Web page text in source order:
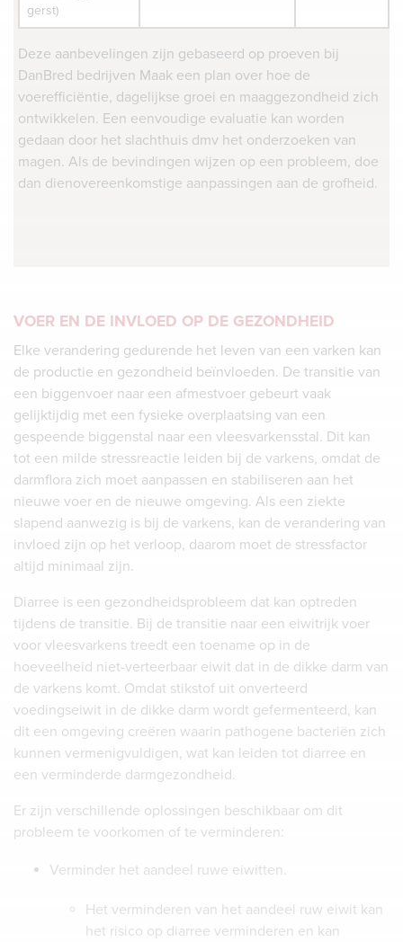
gerst)
Deze aanbevelingen zijn gebaseerd op proeven bij
DanBred bedrijven Maak een plan over hoe de
voerefficiëntie, dagelijkse groei en maaggezondheid zich
ontwikkelen. Een eenvoudige evaluatie kan worden
gedaan door het slachthuis dmv het onderzoeken van
magen. Als de bevindingen wijzen op een probleem, doe
dan dienovereenkomstige aanpassingen aan de grofheid.
VOER EN DE INVLOED OP DE GEZONDHEID
Elke verandering gedurende het leven van een varken kan
de productie en gezondheid beïnvloeden. De transitie van
een biggenvoer naar een afmestvoer gebeurt vaak
gelijktijdig met een fysieke overplaatsing van een
gespeende biggenstal naar een vleesvarkensstal. Dit kan
tot een milde stressreactie leiden bij de varkens, omdat de
darmflora zich moet aanpassen en stabiliseren aan het
nieuwe voer en de nieuwe omgeving. Als een ziekte
slapend aanwezig is bij de varkens, kan de verandering van
invloed zijn op het verloop, daarom moet de stressfactor
altijd minimaal zijn.
Diarree is een gezondheidsprobleem dat kan optreden
tijdens de transitie. Bij de transitie naar een eiwitrijk voer
voor vleesvarkens treedt een toename op in de
hoeveelheid niet-verteerbaar eiwit dat in de dikke darm van
de varkens komt. Omdat stikstof uit onverteerd
voedingseiwit in de dikke darm wordt gefermenteerd, kan
dit een omgeving creëren waarin pathogene bacteriën zich
kunnen vermenigvuldigen, wat kan leiden tot diarree en
een verminderde darmgezondheid.
Er zijn verschillende oplossingen beschikbaar om dit
probleem te voorkomen of te verminderen:
Verminder het aandeel ruwe eiwitten.
Het verminderen van het aandeel ruw eiwit kan
het risico op diarree verminderen en kan